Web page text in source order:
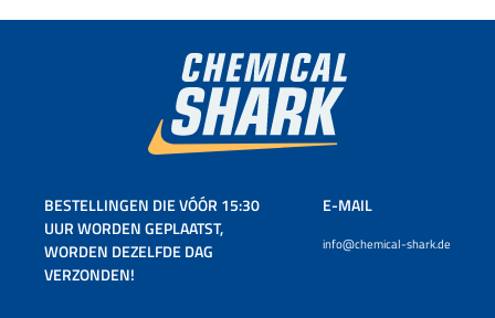
BESTELLINGEN DIE VÓÓR 15:30
UUR WORDEN GEPLAATST,
WORDEN DEZELFDE DAG
VERZONDEN!
E-MAIL
info@chemical-shark.de